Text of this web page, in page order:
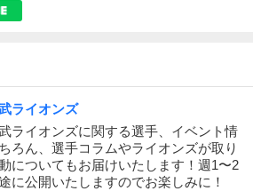
ライオンズ
ライオンズに関する選手、イベント情
ろん、選手コラムやライオンズが取り
についてもお届けいたします！週1〜2
に公開いたしますのでお楽しみに！